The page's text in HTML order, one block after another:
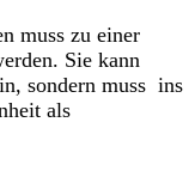
muss zu einer
Sie kann
sondern muss ins
als